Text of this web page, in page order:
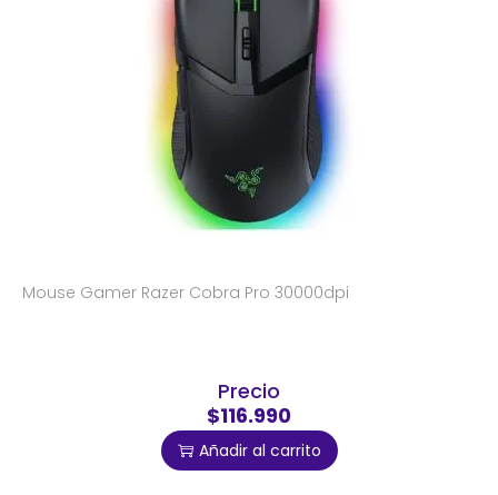
Mouse Gamer Razer Cobra Pro 30000dpi
Precio
$116.990
Añadir al carrito